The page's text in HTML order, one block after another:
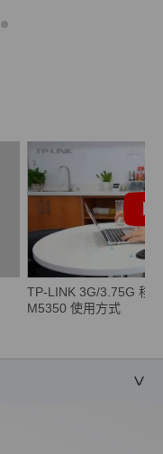
TP-LINK 3G/3.75G 移
M5350 使用方式